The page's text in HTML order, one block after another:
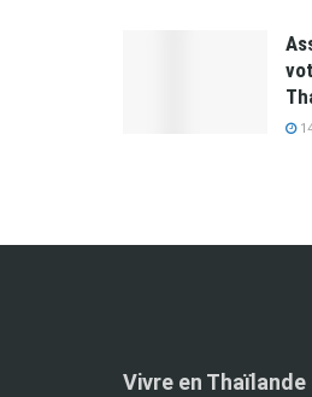
Vivre en Thaïlande